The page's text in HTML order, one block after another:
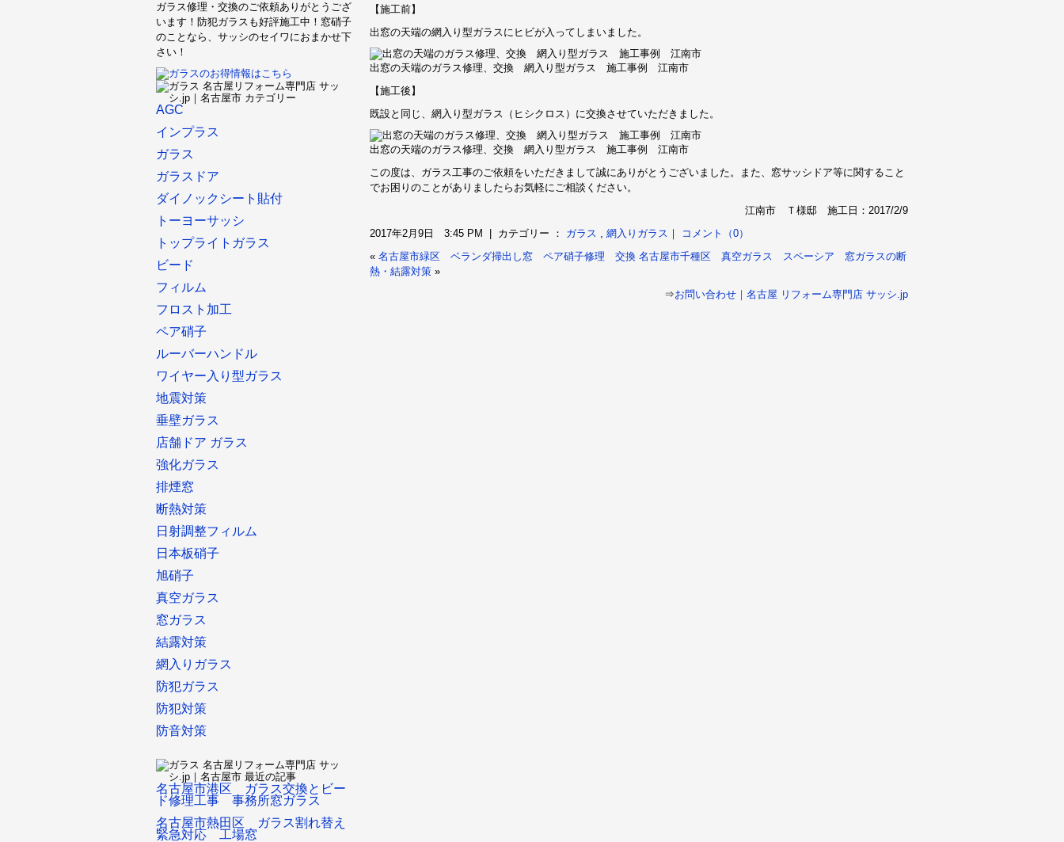
【施工前】
出窓の天端の網入り型ガラスにヒビが入ってしまいました。
出窓の天端のガラス修理、交換 網入り型ガラス 施工事例 江南市
【施工後】
既設と同じ、網入り型ガラス（ヒシクロス）に交換させていただきました。
出窓の天端のガラス修理、交換 網入り型ガラス 施工事例 江南市
この度は、ガラス工事のご依頼をいただきまして誠にありがとうございました。また、窓サッシドア等に関すること
でお困りのことがありましたらお気軽にご相談ください。
江南市 Ｔ様邸 施工日：2017/2/9
2017年2月9日 3:45 PM | カテゴリー ： ガラス , 網入りガラス ｜
コメント（0）
« 名古屋市緑区 ベランダ掃出し窓 ペア硝子修理 交換 名古屋市千種区 真空ガラス スペーシア 窓ガラスの断
熱・結露対策 »
⇒お問い合わせ｜名古屋 リフォーム専門店 サッシ.jp
ガラス修理・交換のご依頼ありがとうござ
います！防犯ガラスも好評施工中！窓硝子
のことなら、サッシのセイワにおまかせ下
さい！
AGC
インプラス
ガラス
ガラスドア
ダイノックシート貼付
トーヨーサッシ
トップライトガラス
ビード
フィルム
フロスト加工
ペア硝子
ルーバーハンドル
ワイヤー入り型ガラス
地震対策
垂壁ガラス
店舗ドア ガラス
強化ガラス
排煙窓
断熱対策
日射調整フィルム
日本板硝子
旭硝子
真空ガラス
窓ガラス
結露対策
網入りガラス
防犯ガラス
防犯対策
防音対策
名古屋市港区 ガラス交換とビー
ド修理工事 事務所窓ガラス
名古屋市熱田区 ガラス割れ替え
緊急対応 工場窓